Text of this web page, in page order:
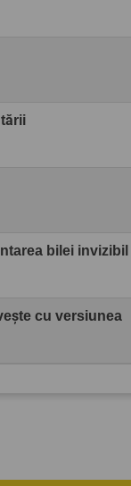
bilei invizibil
cu versiunea